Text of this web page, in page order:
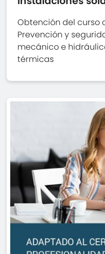
Obtención del curso
Prevención y
mecánico e
térmicas